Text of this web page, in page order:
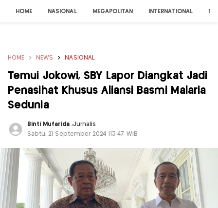
HOME NASIONAL MEGAPOLITAN INTERNATIONAL
HOME NEWS NASIONAL
Temui Jokowi, SBY Lapor Diangkat Jadi
Penasihat Khusus Aliansi Basmi Malaria
Sedunia
Binti Mufarida ,Jurnalis
Sabtu, 21 September 2024 |13:47 WIB